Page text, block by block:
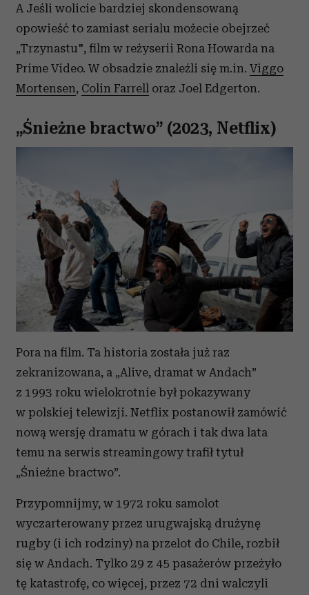
A Jeśli wolicie bardziej skondensowaną
opowieść to zamiast serialu możecie obejrzeć
„Trzynastu", film w reżyserii Rona Howarda na
Prime Video. W obsadzie znaleźli się m.in. Viggo
Mortensen, Colin Farrell oraz Joel Edgerton.
„Śnieżne bractwo” (2023, Netflix)
Pora na film. Ta historia została już raz
zekranizowana, a „Alive, dramat w Andach”
z 1993 roku wielokrotnie był pokazywany
w polskiej telewizji. Netflix postanowił zamówić
nową wersję dramatu w górach i tak dwa lata
temu na serwis streamingowy trafił tytuł
„Śnieżne bractwo”.
Przypomnijmy, w 1972 roku samolot
wyczarterowany przez urugwajską drużynę
rugby (i ich rodziny) na przelot do Chile, rozbił
się w Andach. Tylko 29 z 45 pasażerów przeżyło
tę katastrofę, co więcej, przez 72 dni walczyli